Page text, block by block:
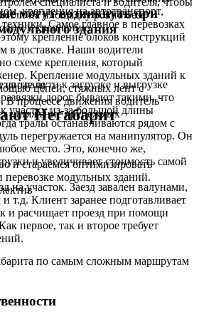
на площадку ровно безе
к креплению.
крепления на автотранспорт,
Самое главное в перевозках
крепление блоков конструкций
в доставке. Наши водители
схеме крепления, который
Крепление модульных зданий к
цепей, стяжных лент с
В процессе движения водитель
натяжение крепежных
могут возникнуть при
здания
пути к загрузке и выгрузке
дорог бывают такими, что
участку из-за большой длины
тралы останавливаются рядом с
перегружается на манипулятор. Он
место. Это, конечно же,
и увеличивает стоимость самой
на участок. Заезд завален валунами,
т.д. Клиент заранее подготавливает
и расчищает проезд при помощи
первое, так и второе требует
Негабарит
и стараемся оптимизировать
перевозке модульных зданий.
по самым сложным маршрутам